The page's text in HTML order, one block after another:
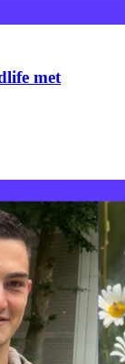
met